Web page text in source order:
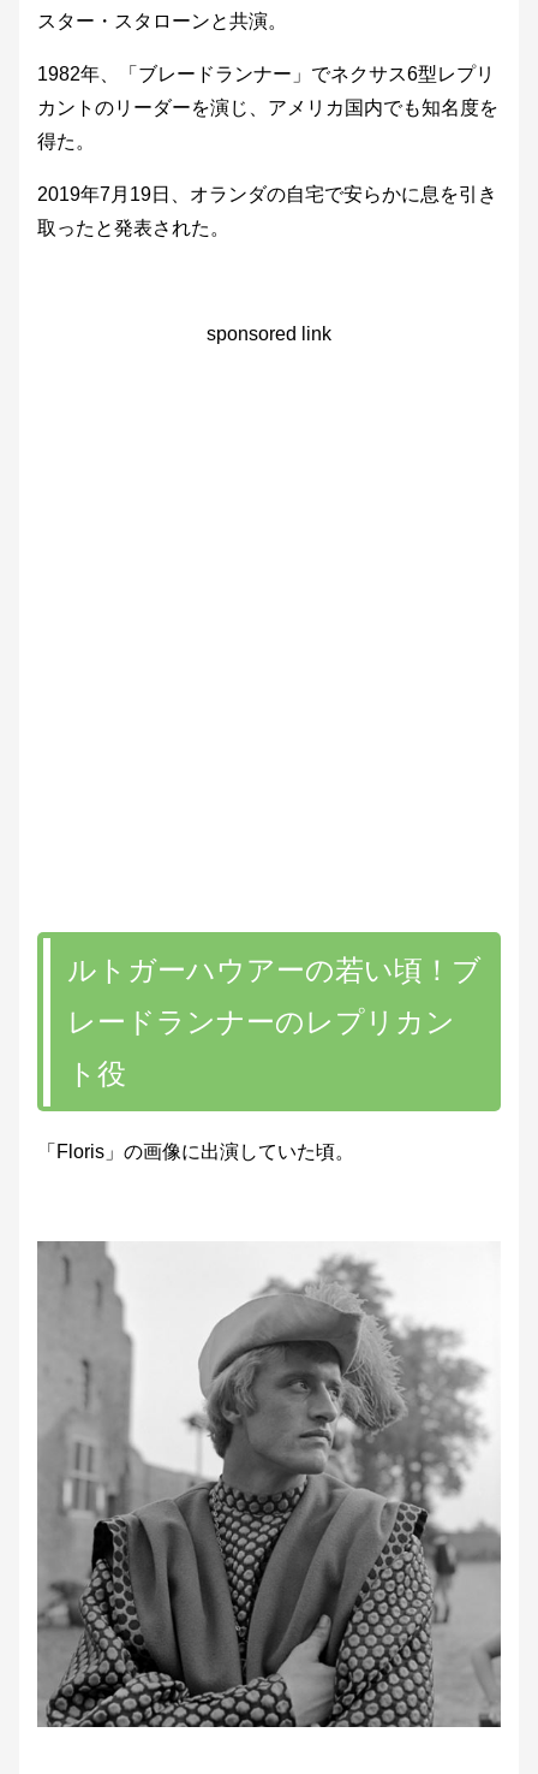
スター・スタローンと共演。
1982年、「ブレードランナー」でネクサス6型レプリ
カントのリーダーを演じ、アメリカ国内でも知名度を
得た。
2019年7月19日、オランダの自宅で安らかに息を引き
取ったと発表された。
sponsored link
ルトガーハウアーの若い頃！ブ
レードランナーのレプリカン
ト役
「Floris」の画像に出演していた頃。